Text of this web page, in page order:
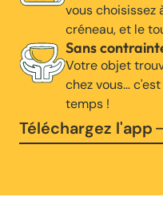
vous choisissez
créneau, et le
Sans
Votre objet
chez vous…
temps !
Téléchargez l'app